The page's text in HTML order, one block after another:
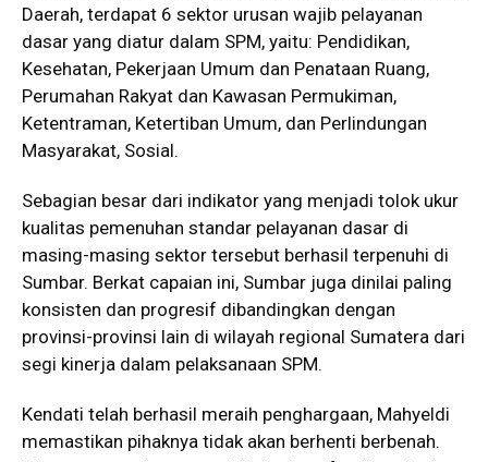
Daerah, terdapat 6 sektor urusan wajib pelayanan
dasar yang diatur dalam SPM, yaitu: Pendidikan,
Kesehatan, Pekerjaan Umum dan Penataan Ruang,
Perumahan Rakyat dan Kawasan Permukiman,
Ketentraman, Ketertiban Umum, dan Perlindungan
Masyarakat, Sosial.
Sebagian besar dari indikator yang menjadi tolok ukur
kualitas pemenuhan standar pelayanan dasar di
masing-masing sektor tersebut berhasil terpenuhi di
Sumbar. Berkat capaian ini, Sumbar juga dinilai paling
konsisten dan progresif dibandingkan dengan
provinsi-provinsi lain di wilayah regional Sumatera dari
segi kinerja dalam pelaksanaan SPM.
Kendati telah berhasil meraih penghargaan, Mahyeldi
memastikan pihaknya tidak akan berhenti berbenah.